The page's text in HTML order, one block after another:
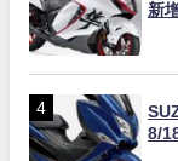
新
8/